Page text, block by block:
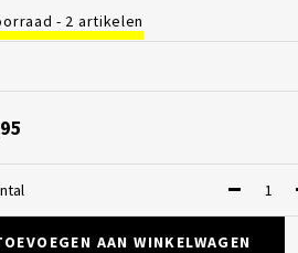
- 2 artikelen
AAN WINKELWAGEN